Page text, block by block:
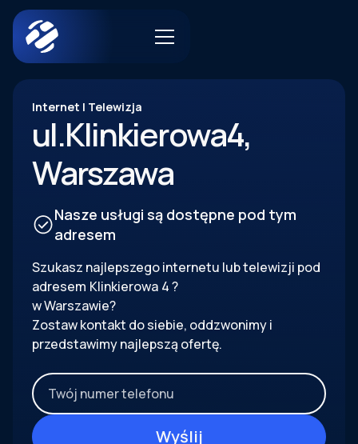
Internet | Telewizja
ul.Klinkierowa4,
Warszawa
Nasze usługi są dostępne pod tym
adresem
Szukasz najlepszego internetu lub telewizji pod
adresem Klinkierowa 4?
w Warszawie?
Zostaw kontakt do siebie, oddzwonimy i
przedstawimy najlepszą ofertę.